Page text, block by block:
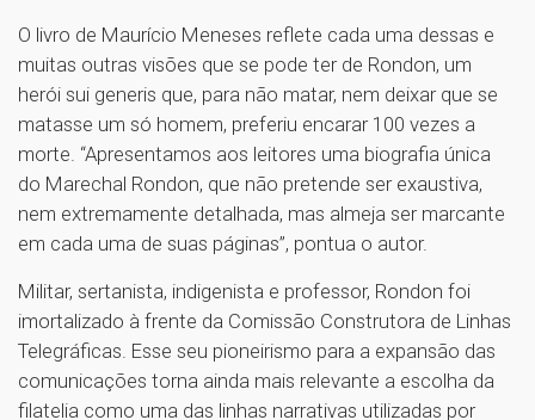
O livro de Maurício Meneses reflete cada uma dessas e
muitas outras visões que se pode ter de Rondon, um
herói sui generis que, para não matar, nem deixar que se
matasse um só homem, preferiu encarar 100 vezes a
morte. “Apresentamos aos leitores uma biografia única
do Marechal Rondon, que não pretende ser exaustiva,
nem extremamente detalhada, mas almeja ser marcante
em cada uma de suas páginas”, pontua o autor.
Militar, sertanista, indigenista e professor, Rondon foi
imortalizado à frente da Comissão Construtora de Linhas
Telegráficas. Esse seu pioneirismo para a expansão das
comunicações torna ainda mais relevante a escolha da
filatelia como uma das linhas narrativas utilizadas por